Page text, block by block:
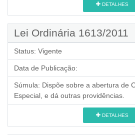
DETALHES
Lei Ordinária 1613/2011
Status: Vigente
Data de Publicação:
Súmula: Dispõe sobre a abertura de
Especial, e dá outras providências.
DETALHES